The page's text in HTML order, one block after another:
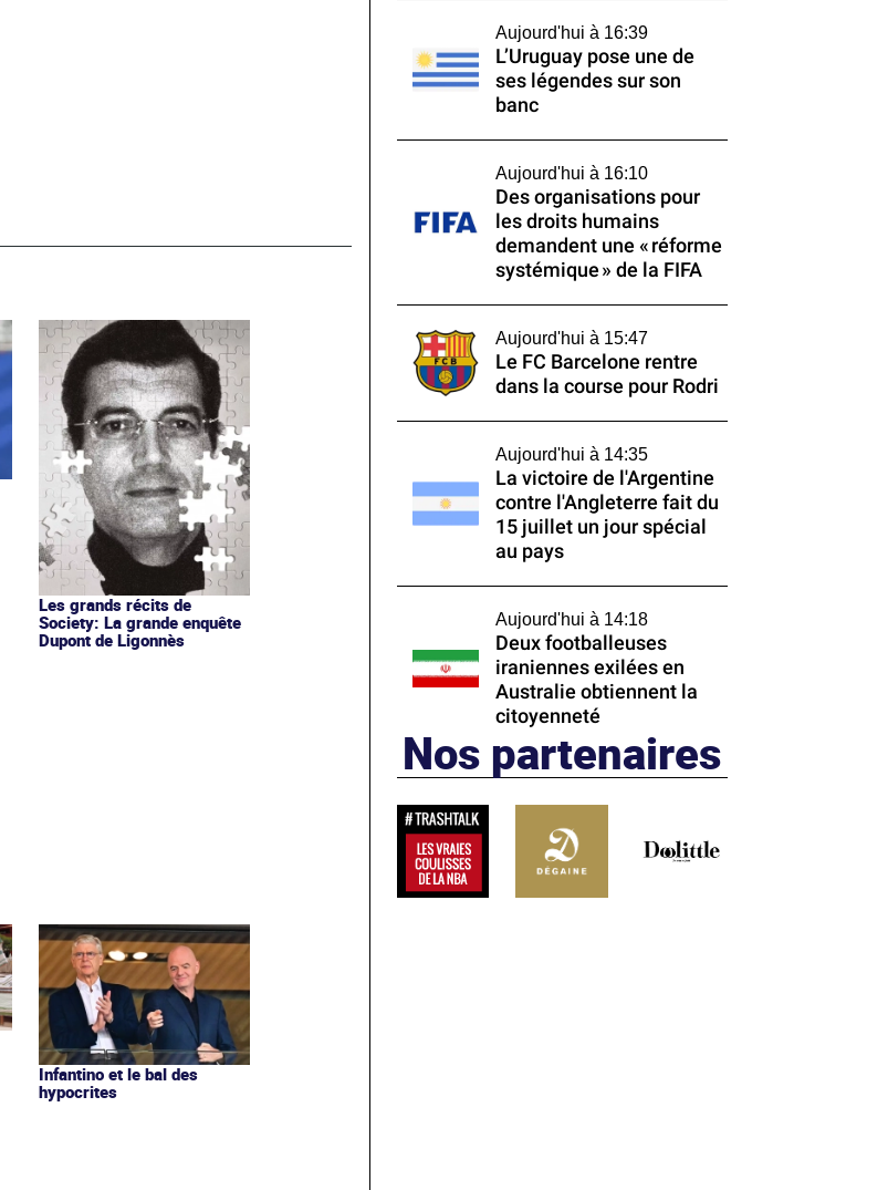
Les grands récits de
Society: La grande enquête
Dupont de Ligonnès
Infantino et le bal des
hypocrites
Aujourd'hui à 16:39
L’Uruguay pose une de
ses légendes sur son
banc
Aujourd'hui à 16:10
Des organisations pour
les droits humains
demandent une « réforme
systémique » de la FIFA
Aujourd'hui à 15:47
Le FC Barcelone rentre
dans la course pour Rodri
Aujourd'hui à 14:35
La victoire de l'Argentine
contre l'Angleterre fait du
15 juillet un jour spécial
au pays
Aujourd'hui à 14:18
Deux footballeuses
iraniennes exilées en
Australie obtiennent la
citoyenneté
Nos partenaires